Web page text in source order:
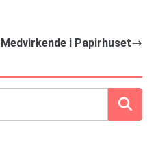
Medvirkende i Papirhuset